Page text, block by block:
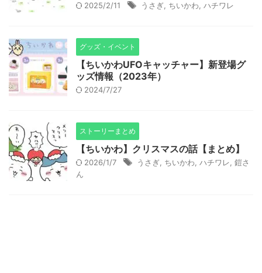
2025/2/11 うさぎ ちいかわ ハチワレ
グッズ・イベント
【ちいかわUFOキャッチャー】新登場グ
ッズ情報（2023年）
2024/7/27
ストーリーまとめ
【ちいかわ】クリスマスの話【まとめ】
2026/1/7 うさぎ ちいかわ ハチワレ 鎧さ
ん